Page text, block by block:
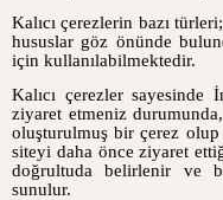
Kalıcı çerezlerin bazı
hususlar göz önünde
için kullanılabilmektedir.
Kalıcı çerezler sayesinde
ziyaret etmeniz
oluşturulmuş bir çerez
siteyi daha önce ziyaret
doğrultuda belirlenir ve
sunulur.